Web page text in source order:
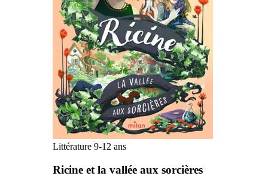
Littérature 9-12 ans
Ricine et la vallée aux sorcières